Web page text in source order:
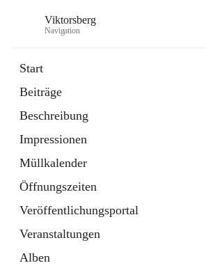
Viktorsberg
Navigation
Start
Beiträge
Beschreibung
Impressionen
Müllkalender
Öffnungszeiten
Veröffentlichungsportal
Veranstaltungen
Alben
1 Schnellzugriff
Bürgerservice
10 Schnellzugriffe